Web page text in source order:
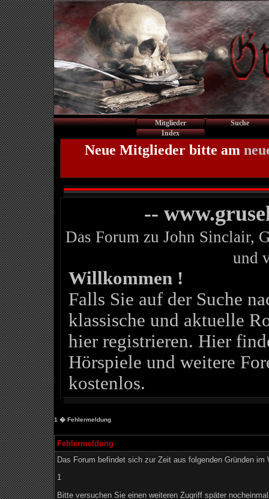
Mitglieder
Suche
Index
Neue Mitglieder bitte am
--
Das Forum zu John Sinclair,
und
Willkommen !
Falls Sie auf der Suche
klassische und aktuelle
hier registrieren. Hier
Hörspiele und weitere
kostenlos.
1 � Fehlermeldung
Fehlermeldung
Das Forum befindet sich zur Zeit aus folgenden Gründen im
1
Bitte versuchen Sie einen weiteren Zugriff später